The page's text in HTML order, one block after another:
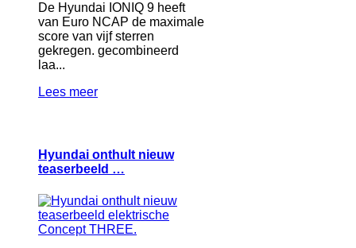
De Hyundai IONIQ 9 heeft
van Euro NCAP de maximale
score van vijf sterren
gekregen. gecombineerd
laa...
Lees meer
Hyundai onthult nieuw
teaserbeeld …